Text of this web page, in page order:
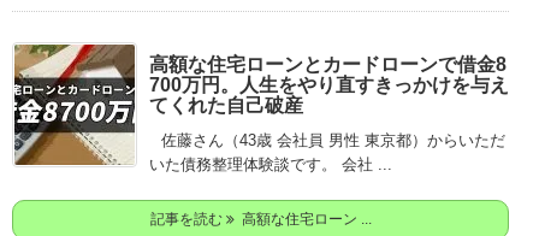
高額な住宅ローンとカードローンで借金8
700万円。人生をやり直すきっかけを与え
てくれた自己破産
佐藤さん（43歳 会社員 男性 東京都）からいただ
いた債務整理体験談です。 会社 ...
記事を読む 高額な住宅ローン ...